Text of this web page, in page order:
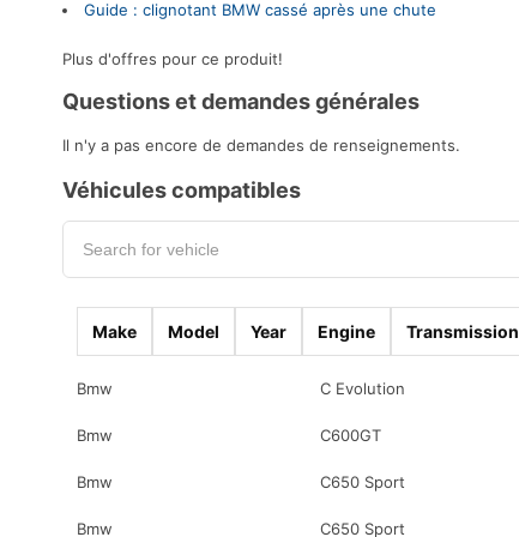
Guide : clignotant BMW cassé après une chute
Plus d'offres pour ce produit!
Questions et demandes générales
Il n'y a pas encore de demandes de renseignements.
Véhicules compatibles
Make Model Year Engine Transmission
Bmw C Evolution
Bmw C600GT
Bmw C650 Sport
Bmw C650 Sport